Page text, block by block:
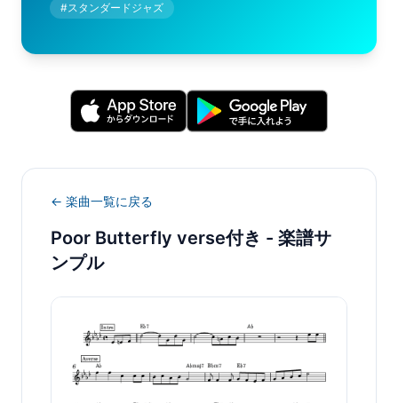
#スタンダードジャズ
← 楽曲一覧に戻る
Poor Butterfly verse付き - 楽譜サ
ンプル